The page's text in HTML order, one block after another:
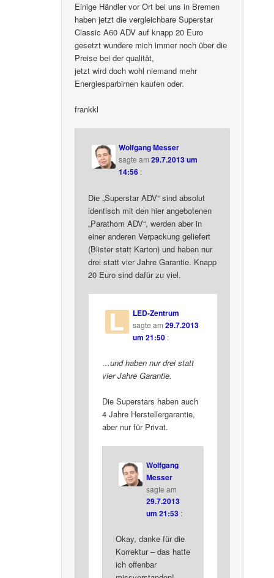
Einige Händler vor Ort bei uns in Bremen
haben jetzt die vergleichbare Superstar
Classic A60 ADV auf knapp 20 Euro
gesetzt wundere mich immer noch über die
Preise bei der qualität,
jetzt wird doch wohl niemand mehr
Energiesparbirnen kaufen oder.
frankkl
Wolfgang Messer
sagte am29.7.2013 um
14:56 :
Die „Superstar ADV“ sind absolut
identisch mit den hier angebotenen
„Parathom ADV“, werden aber in
einer anderen Verpackung geliefert
(Blister statt Karton) und haben nur
drei statt vier Jahre Garantie. Knapp
20 Euro sind dafür zu viel.
LED-Zentrum
sagte am 29.7.2013
um 21:50 :
…und haben nur drei statt
vier Jahre Garantie.
Die Superstars haben auch
4 Jahre Herstellergarantie,
aber nur für Privat.
Wolfgang
Messer
sagte am
29.7.2013
um 21:53 :
Okay, danke für die
Korrektur – das hatte
ich offenbar